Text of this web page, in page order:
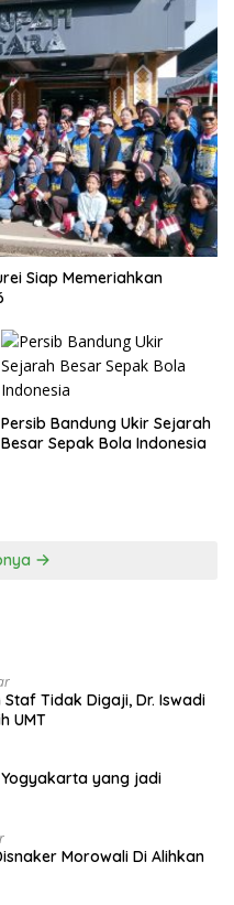
Siap Memeriahkan
Persib Bandung Ukir Sejarah
Besar Sepak Bola Indonesia
Staf Tidak Digaji, Dr. Iswadi
UMT
yang jadi
Morowali Di Alihkan